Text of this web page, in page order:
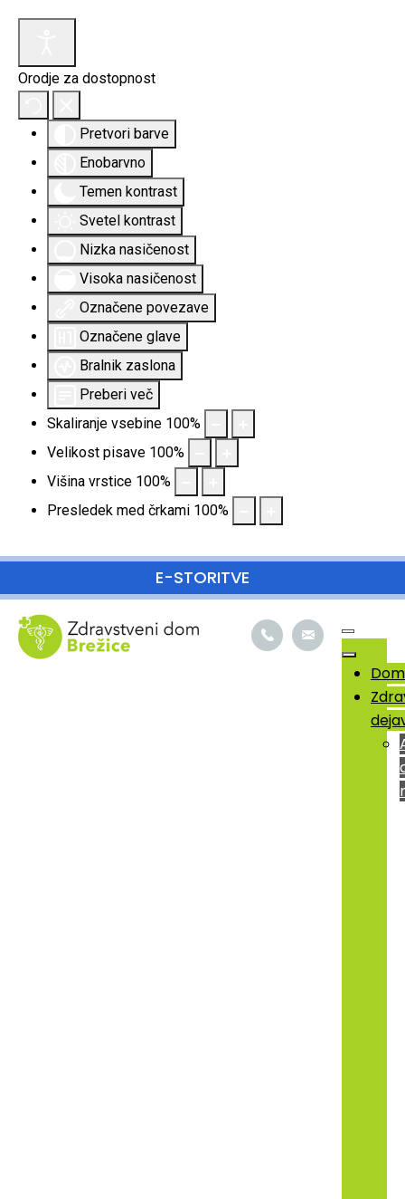
Orodje za dostopnost
Pretvori barve
Enobarvno
Temen kontrast
Svetel kontrast
Nizka nasičenost
Visoka nasičenost
Označene povezave
Označene glave
Bralnik zaslona
Preberi več
Skaliranje vsebine 100%
Velikost pisave 100%
Višina vrstice 100%
Presledek med črkami 100%
SKOČI DO OSREDNJE VSEBINE
E-STORITVE